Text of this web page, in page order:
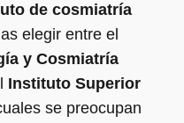
de cosmiatría
elegir entre el
y Cosmiatría
Instituto Superior
se preocupan